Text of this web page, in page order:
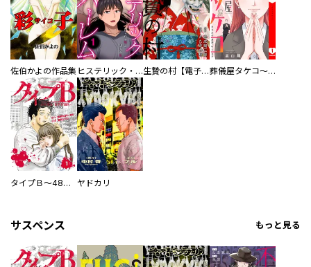
佐伯かよの作品集 ヒステリック・ハーレム～搾られる男と堕ちる女～【電子単行本版】 生贄の村【電子単行本版】 葬儀屋タケコ～あなたの最期、叶えます【電子単行本版】
タイプＢ～48時間後、致死率100％～【単話】 ヤドカリ
サスペンス もっと見る